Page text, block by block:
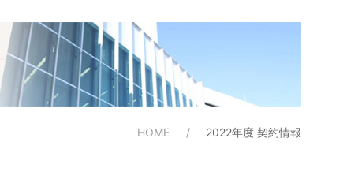
HOME 2022年度 契約情報